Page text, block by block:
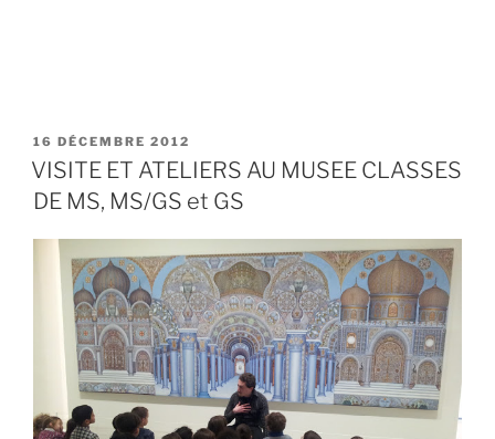
PUBLIÉ
LE
16 DÉCEMBRE 2012
VISITE ET ATELIERS AU MUSEE CLASSES
DE MS, MS/GS et GS